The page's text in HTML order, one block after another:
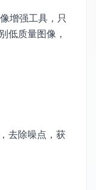
增强工具，只
低质量图像，
去除噪点，获